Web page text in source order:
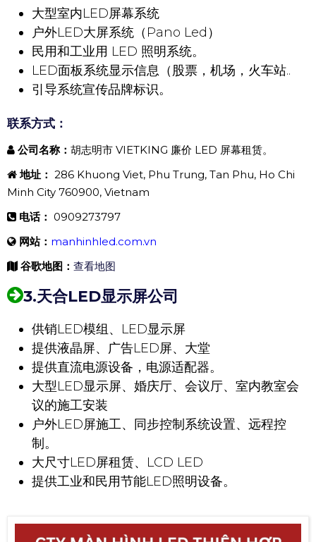
大型室内LED屏幕系统
户外LED大屏系统（Pano Led）
民用和工业用 LED 照明系统。
LED面板系统显示信息（股票，机场，火车站..
引导系统宣传品牌标识。
联系方式：
公司名称： 胡志明市 VIETKING 廉价 LED 屏幕租赁。
地址： 286 Khuong Viet, Phu Trung, Tan Phu, Ho Chi
Minh City 760900, Vietnam
电话： 0909273797
网站： manhinhled.com.vn
谷歌地图： 查看地图
3.天合LED显示屏公司
供销LED模组、LED显示屏
提供液晶屏、广告LED屏、大堂
提供直流电源设备，电源适配器。
大型LED显示屏、婚庆厅、会议厅、室内教室会
议的施工安装
户外LED屏施工、同步控制系统设置、远程控
制。
大尺寸LED屏租赁、LCD LED
提供工业和民用节能LED照明设备。